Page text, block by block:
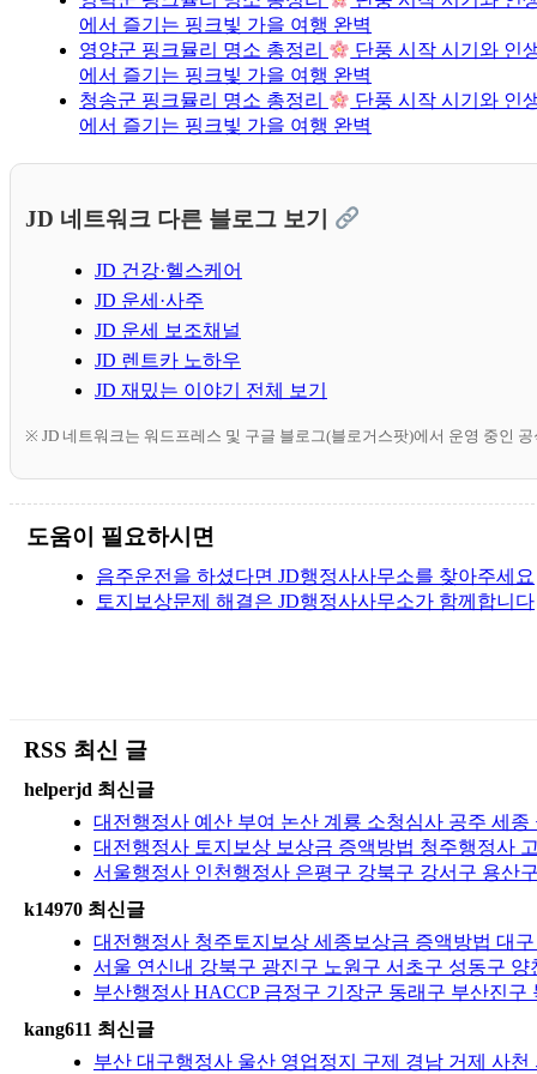
에서 즐기는 핑크빛 가을 여행 완벽
영양군 핑크뮬리 명소 총정리
단풍 시작 시기와 인
에서 즐기는 핑크빛 가을 여행 완벽
청송군 핑크뮬리 명소 총정리
단풍 시작 시기와 인
에서 즐기는 핑크빛 가을 여행 완벽
JD 네트워크 다른 블로그 보기
JD 건강·헬스케어
JD 운세·사주
JD 운세 보조채널
JD 렌트카 노하우
JD 재밌는 이야기 전체 보기
※ JD 네트워크는 워드프레스 및 구글 블로그(블로거스팟)에서 운영 중인
도움이 필요하시면
음주운전을 하셨다면 JD행정사사무소를 찾아주세요
토지보상문제 해결은 JD행정사사무소가 함께합니다
RSS 최신 글
helperjd 최신글
대전행정사 예산 부여 논산 계룡 소청심사 공주 세
대전행정사 토지보상 보상금 증액방법 청주행정사
서울행정사 인천행정사 은평구 강북구 강서구 용산
k14970 최신글
대전행정사 청주토지보상 세종보상금 증액방법 대
서울 연신내 강북구 광진구 노원구 서초구 성동구
부산행정사 HACCP 금정구 기장군 동래구 부산진
kang611 최신글
부산 대구행정사 울산 영업정지 구제 경남 거제 사